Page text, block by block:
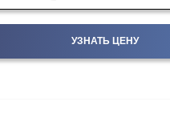
УЗНАТЬ ЦЕНУ